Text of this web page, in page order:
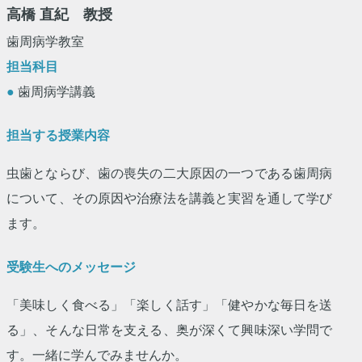
高橋 直紀 教授
歯周病学教室
担当科目
● 歯周病学講義
担当する授業内容
虫歯とならび、歯の喪失の二大原因の一つである歯周病
について、その原因や治療法を講義と実習を通して学び
ます。
受験生へのメッセージ
「美味しく食べる」「楽しく話す」「健やかな毎日を送
る」、そんな日常を支える、奥が深くて興味深い学問で
す。一緒に学んでみませんか。